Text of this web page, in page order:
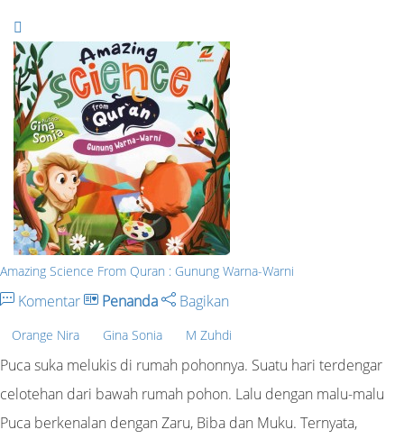
Amazing Science From Quran : Gunung Warna-Warni
Komentar Penanda Bagikan
Orange Nira Gina Sonia M Zuhdi
Puca suka melukis di rumah pohonnya. Suatu hari terdengar
celotehan dari bawah rumah pohon. Lalu dengan malu-malu
Puca berkenalan dengan Zaru, Biba dan Muku. Ternyata,